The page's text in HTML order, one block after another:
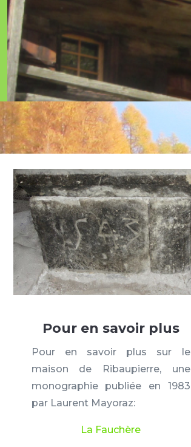
Pour en savoir plus
Pour en savoir plus sur le
maison de Ribaupierre, une
monographie publiée en 1983
par Laurent Mayoraz:
La Fauchère